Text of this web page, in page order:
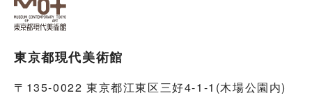
東京都現代美術館
〒135-0022 東京都江東区三好4-1-1(木場公園内)